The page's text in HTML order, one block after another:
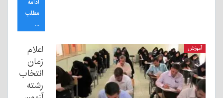
ادامه
مطلب
...
آموزش
اعلام
زمان
انتخاب
رشته